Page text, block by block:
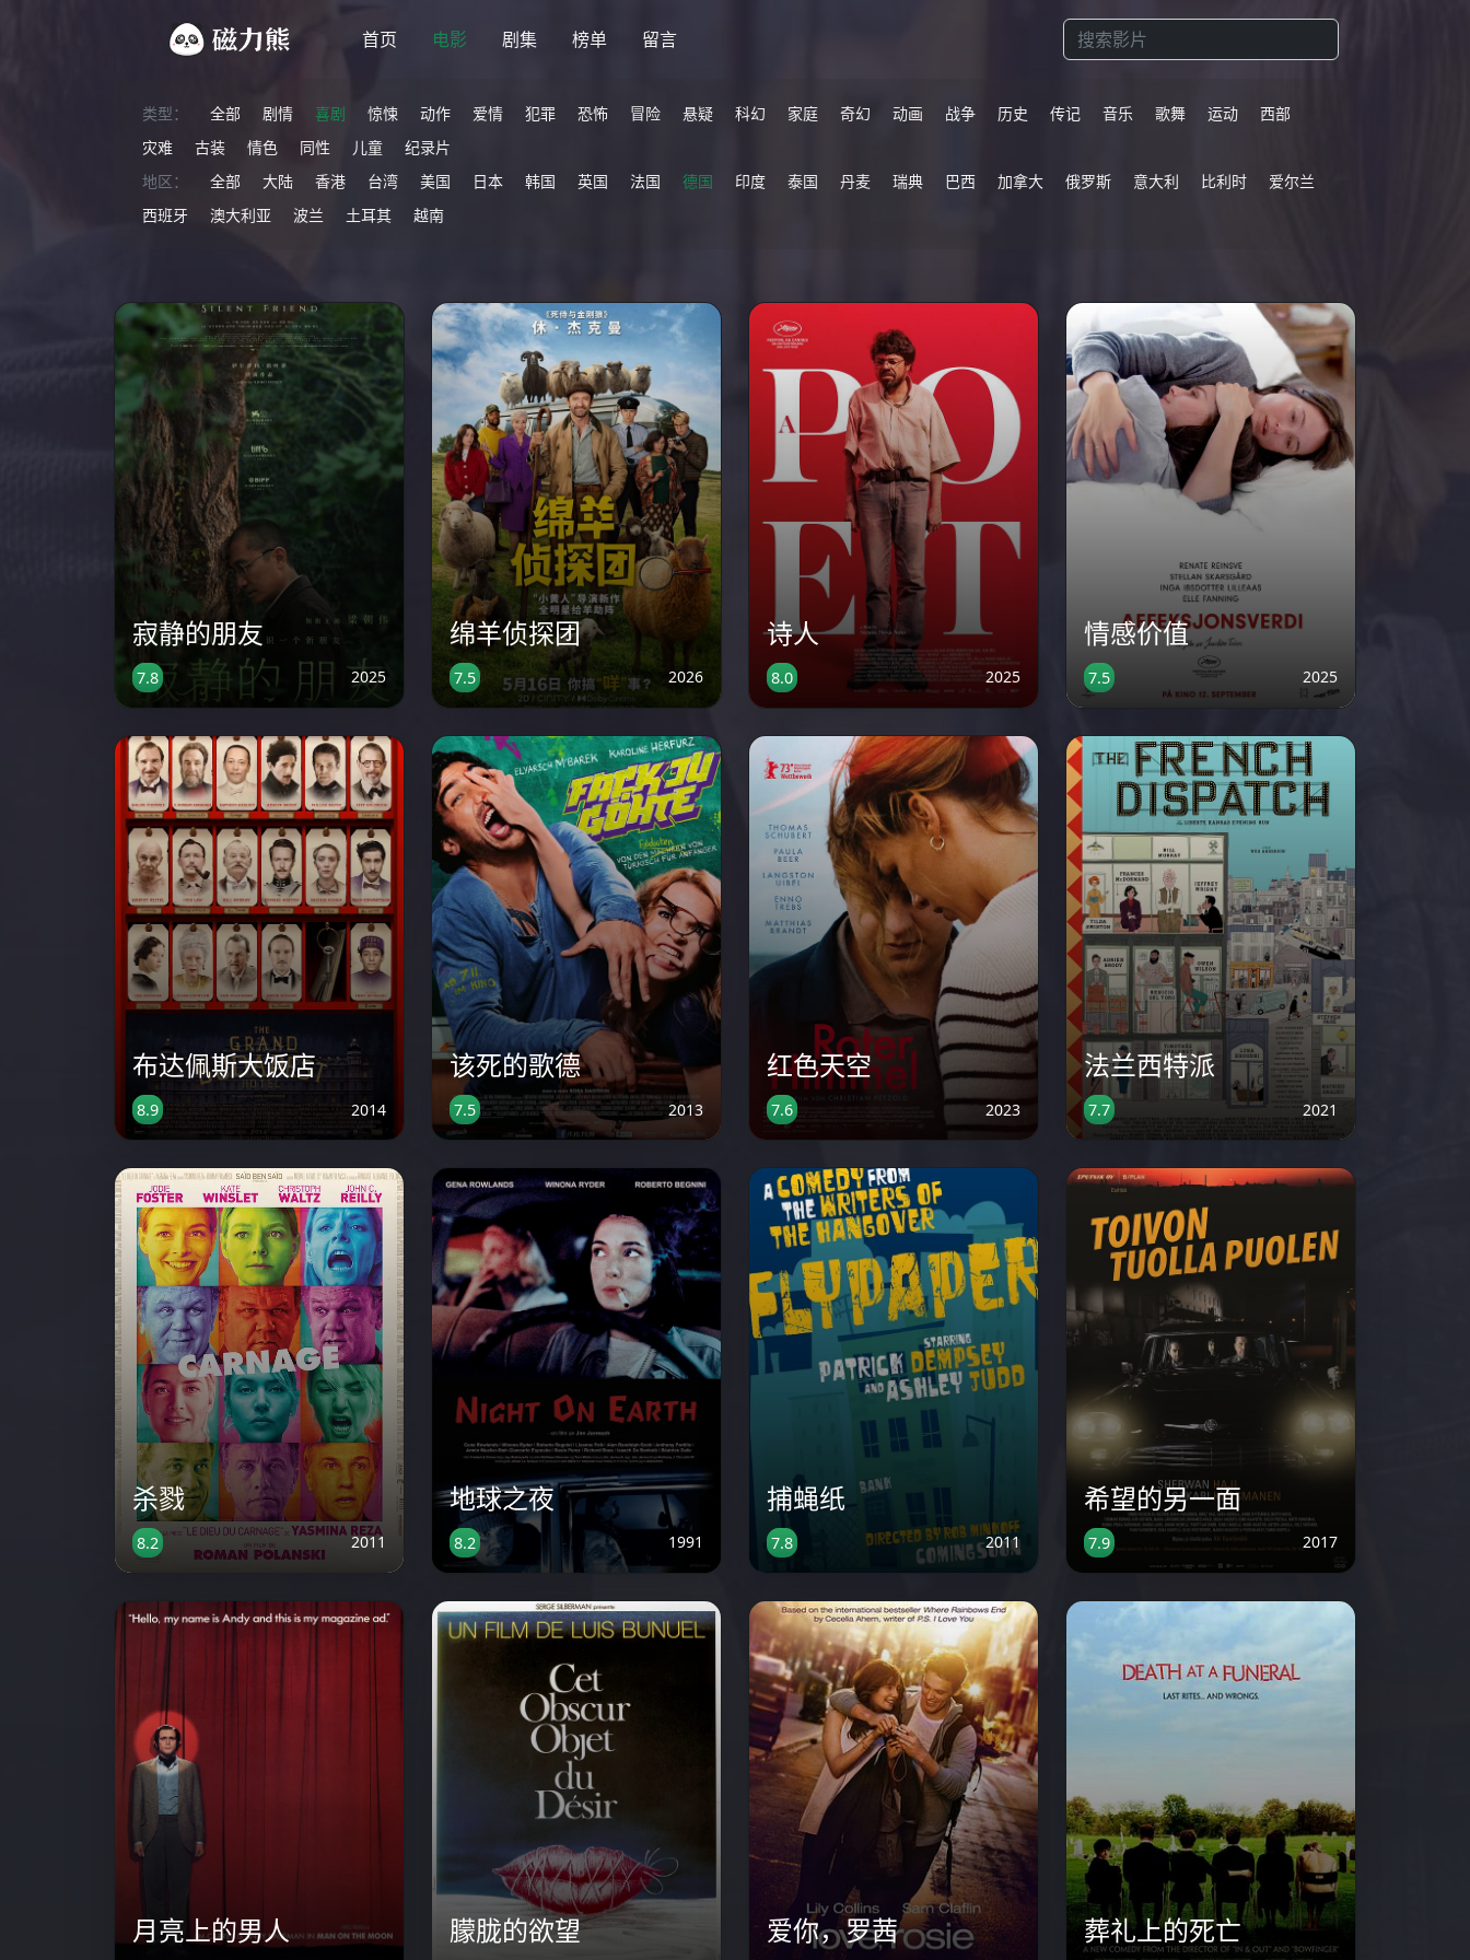
首页 电影 剧集 榜单 留言
类型： 全部 剧情 喜剧 惊悚 动作 爱情 犯罪 恐怖 冒险 悬疑 科幻 家庭 奇幻 动画 战争 历史 传记 音乐 歌舞 运动
西部
灾难
古装 情色 同性 儿童
纪录片
地区：
全部 大陆 香港 台湾 美国 日本 韩国 英国 法国 德国 印度 泰国 丹麦 瑞典 巴西 加拿大 俄罗斯 意大利 比利时
爱尔兰
西班牙
澳大利亚 波兰 土耳其 越南
寂静的朋友
7.8 2025
绵羊侦探团
7.5 2026
诗人
8.0 2025
情感价值
7.5 2025
布达佩斯大饭店
8.9 2014
该死的歌德
7.5 2013
红色天空
7.6 2023
法兰西特派
7.7 2021
杀戮
8.2 2011
地球之夜
8.2 1991
捕蝇纸
7.8 2011
希望的另一面
7.9 2017
月亮上的男人 朦胧的欲望 爱你，罗茜 葬礼上的死亡